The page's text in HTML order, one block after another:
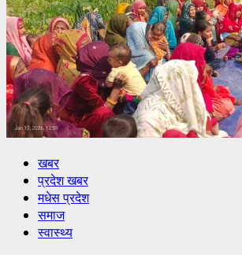
खबर
प्रदेश खबर
मधेस प्रदेश
समाज
स्वास्थ्य